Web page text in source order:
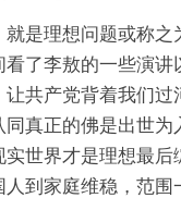
就是理想问题或称之
看了李敖的一些演讲
让共产党背着我们过
同真正的佛是出世为
世界才是理想最后
到家庭维稳，范围